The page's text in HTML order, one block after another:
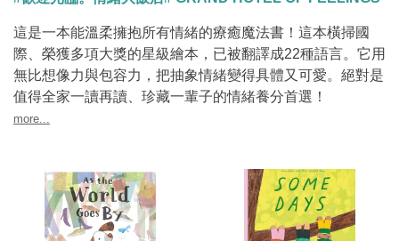
這是一本能溫柔擁抱所有情緒的療癒魔法書！這本橫掃國
際、榮獲多項大獎的星級繪本，已被翻譯成22種語言。它用
無比想像力與包容力，把抽象情緒變得具體又可愛。絕對是
值得全家一讀再讀、珍藏一輩子的情緒養分首選！